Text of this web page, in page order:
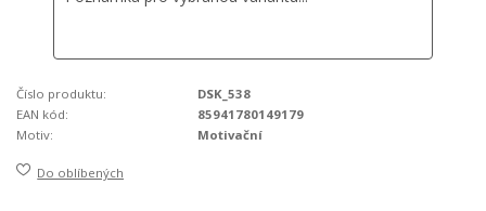
Číslo produktu:
DSK_538
EAN kód:
85941780149179
Motiv:
Motivační
Do oblíbených